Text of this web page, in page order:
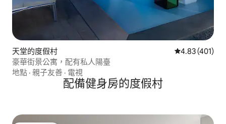
天堂的度假村 從 401 則評價
4.83 (401)
豪華街景公寓，配有私人陽臺
地點 · 親子友善 · 電視
配備健身房的度假村